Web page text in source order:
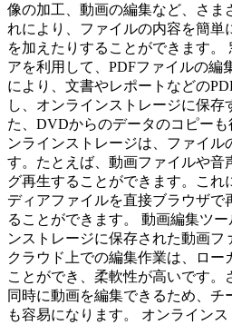
像の加工、動画の編集など、さま
れにより、ファイルの内容を簡単
を加えたりすることができます。
アを利用して、PDFファイルの編
により、文書やレポートなどの
し、オンラインストレージに保存
た、DVDからのデータのコピー
ンラインストレージは、ファイル
す。たとえば、動画ファイルや音
グ再生することができます。これ
ディアファイルを直接ブラウザで
ることができます。 動画編集ツ
ンストレージに保存された動画フ
クラウド上での編集作業は、ロー
ことができ、柔軟性が高いです
同時に動画を編集できるため、チ
も容易になります。 オンライン